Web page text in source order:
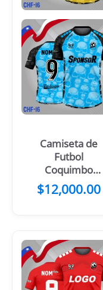
Camiseta de
Futbol
Coquimbo
Unido 2024
$12,000.00